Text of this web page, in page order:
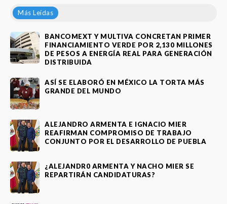
Más Leídas
BANCOMEXT Y MULTIVA CONCRETAN PRIMER
FINANCIAMIENTO VERDE POR 2,130 MILLONES
DE PESOS A ENERGÍA REAL PARA GENERACIÓN
DISTRIBUIDA
ASÍ SE ELABORÓ EN MÉXICO LA TORTA MÁS
GRANDE DEL MUNDO
ALEJANDRO ARMENTA E IGNACIO MIER
REAFIRMAN COMPROMISO DE TRABAJO
CONJUNTO POR EL DESARROLLO DE PUEBLA
¿ALEJANDR0 ARMENTA Y NACHO MIER SE
REPARTIRÁN CANDIDATURAS?